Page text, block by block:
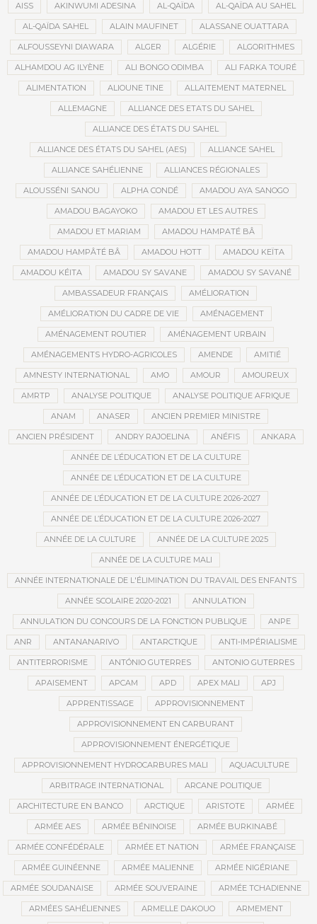
AISS AKINWUMI ADESINA AL-QAÏDA AL-QAÏDA AU SAHEL
AL-QAÏDA SAHEL ALAIN MAUFINET ALASSANE OUATTARA
ALFOUSSEYNI DIAWARA ALGER ALGÉRIE ALGORITHMES
ALHAMDOU AG ILYÈNE ALI BONGO ODIMBA ALI FARKA TOURÉ
ALIMENTATION ALIOUNE TINE ALLAITEMENT MATERNEL
ALLEMAGNE ALLIANCE DES ETATS DU SAHEL
ALLIANCE DES ÉTATS DU SAHEL
ALLIANCE DES ÉTATS DU SAHEL (AES) ALLIANCE SAHEL
ALLIANCE SAHÉLIENNE ALLIANCES RÉGIONALES
ALOUSSÉNI SANOU ALPHA CONDÉ AMADOU AYA SANOGO
AMADOU BAGAYOKO AMADOU ET LES AUTRES
AMADOU ET MARIAM AMADOU HAMPATÉ BÂ
AMADOU HAMPÂTÉ BÂ AMADOU HOTT AMADOU KEÏTA
AMADOU KÉITA AMADOU SY SAVANE AMADOU SY SAVANÉ
AMBASSADEUR FRANÇAIS AMÉLIORATION
AMÉLIORATION DU CADRE DE VIE AMÉNAGEMENT
AMÉNAGEMENT ROUTIER AMÉNAGEMENT URBAIN
AMÉNAGEMENTS HYDRO-AGRICOLES AMENDE AMITIÉ
AMNESTY INTERNATIONAL AMO AMOUR AMOUREUX
AMRTP ANALYSE POLITIQUE ANALYSE POLITIQUE AFRIQUE
ANAM ANASER ANCIEN PREMIER MINISTRE
ANCIEN PRÉSIDENT ANDRY RAJOELINA ANÉFIS ANKARA
ANNÉE DE L’ÉDUCATION ET DE LA CULTURE
ANNÉE DE L’ÉDUCATION ET DE LA CULTURE
ANNÉE DE L’ÉDUCATION ET DE LA CULTURE 2026-2027
ANNÉE DE L’ÉDUCATION ET DE LA CULTURE 2026-2027
ANNÉE DE LA CULTURE ANNÉE DE LA CULTURE 2025
ANNÉE DE LA CULTURE MALI
ANNÉE INTERNATIONALE DE L'ÉLIMINATION DU TRAVAIL DES ENFANTS
ANNÉE SCOLAIRE 2020-2021 ANNULATION
ANNULATION DU CONCOURS DE LA FONCTION PUBLIQUE ANPE
ANR ANTANANARIVO ANTARCTIQUE ANTI-IMPÉRIALISME
ANTITERRORISME ANTÓNIO GUTERRES ANTONIO GUTERRES
APAISEMENT APCAM APD APEX MALI APJ
APPRENTISSAGE APPROVISIONNEMENT
APPROVISIONNEMENT EN CARBURANT
APPROVISIONNEMENT ÉNERGÉTIQUE
APPROVISIONNEMENT HYDROCARBURES MALI AQUACULTURE
ARBITRAGE INTERNATIONAL ARCANE POLITIQUE
ARCHITECTURE EN BANCO ARCTIQUE ARISTOTE ARMÉE
ARMÉE AES ARMÉE BÉNINOISE ARMÉE BURKINABÉ
ARMÉE CONFÉDÉRALE ARMÉE ET NATION ARMÉE FRANÇAISE
ARMÉE GUINÉENNE ARMÉE MALIENNE ARMÉE NIGÉRIANE
ARMÉE SOUDANAISE ARMÉE SOUVERAINE ARMÉE TCHADIENNE
ARMÉES SAHÉLIENNES ARMELLE DAKOUO ARMEMENT